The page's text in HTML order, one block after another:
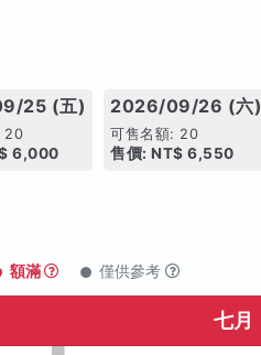
25 (五)
20
6,000
2026/09/26 (六)
可售名額: 20
售價: NT$ 6,550
額滿 僅供參考
七月